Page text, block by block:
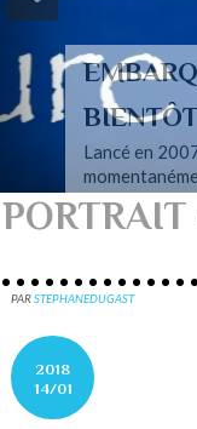
Lancé en
PARSTEPHANEDUGAST
2018
14/01